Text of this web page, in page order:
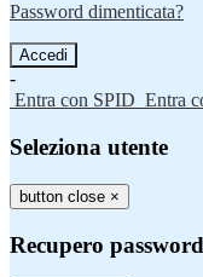
Password dimenticata?
-
Entra con SPID Entra
Seleziona utente
button close ×
Recupero password